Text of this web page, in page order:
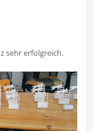
sehr erfolgreich.